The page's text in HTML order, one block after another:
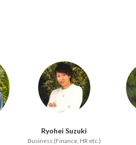
Ryohei Suzuki
Business (Finance, HR etc.)